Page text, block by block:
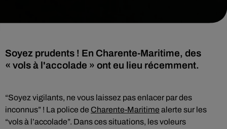
Soyez prudents ! En Charente-Maritime, des
« vols à l'accolade » ont eu lieu récemment.
“Soyez vigilants, ne vous laissez pas enlacer par des
inconnus” ! La police de Charente-Maritime alerte sur les
“vols à l’accolade”. Dans ces situations, les voleurs